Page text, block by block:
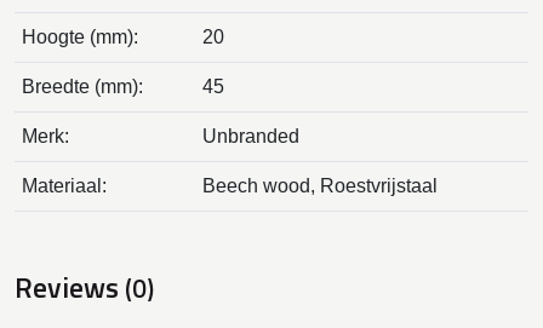
Hoogte (mm): 20
Breedte (mm): 45
Merk: Unbranded
Materiaal: Beech wood, Roestvrijstaal
Reviews (0)